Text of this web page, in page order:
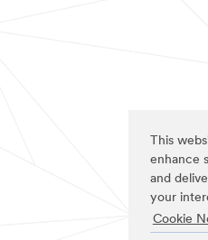
This
enhance
and
your
Cookie